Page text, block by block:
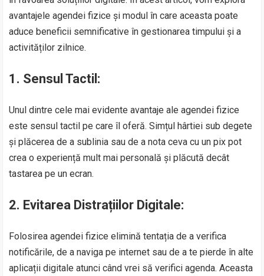
avantajele agendei fizice și modul în care aceasta poate
aduce beneficii semnificative în gestionarea timpului și a
activităților zilnice.
1. Sensul Tactil:
Unul dintre cele mai evidente avantaje ale agendei fizice
este sensul tactil pe care îl oferă. Simțul hârtiei sub degete
și plăcerea de a sublinia sau de a nota ceva cu un pix pot
crea o experiență mult mai personală și plăcută decât
tastarea pe un ecran.
2. Evitarea Distrațiilor Digitale:
Folosirea agendei fizice elimină tentația de a verifica
notificările, de a naviga pe internet sau de a te pierde în alte
aplicații digitale atunci când vrei să verifici agenda. Aceasta